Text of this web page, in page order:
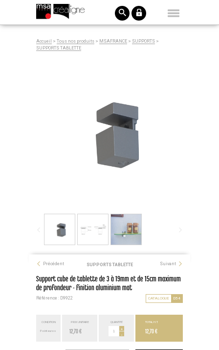
Accueil > Tous nos produits > MSAFRANCE > SUPPORTS >
SUPPORTS TABLETTE
Précédent SUPPORTS TABLETTE Suivant
Support cube de tablette de 3 à 19mm et de 15cm maximum
de profondeur - finition aluminium mat
Référence : D9922 CATALOGUE D54
CONDITION
Point euros
PRIX UNITAIRE
12,70 €
QUANTITÉ
+
-
TOTAL H.T.
12,70 €